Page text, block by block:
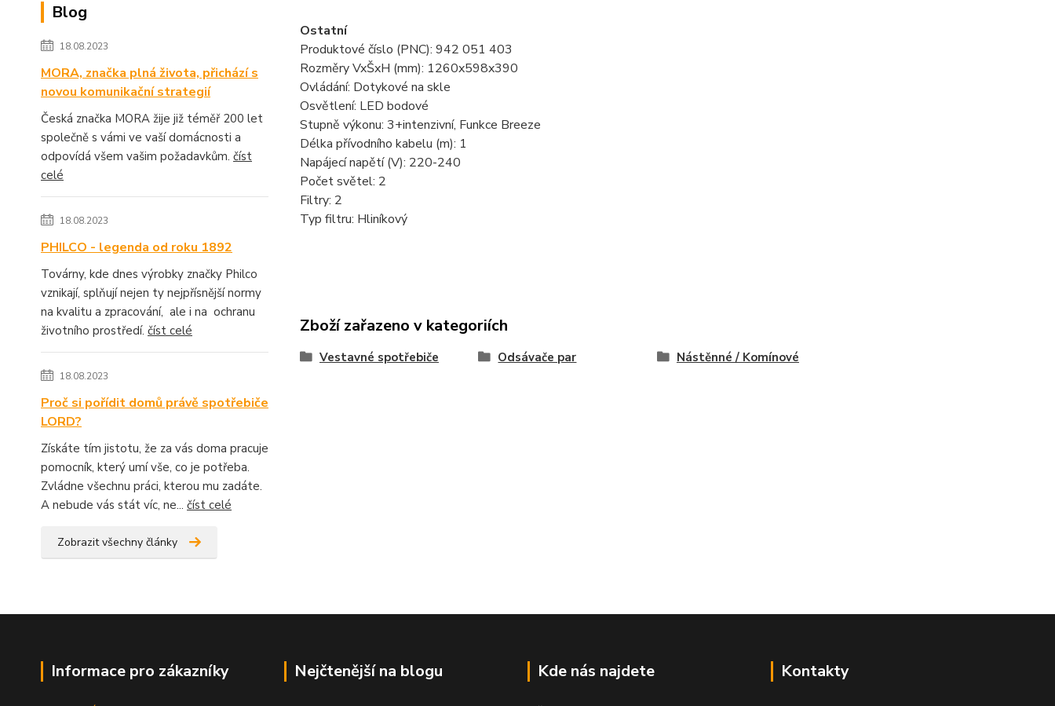
Blog
18.08.2023
MORA, značka plná života, přichází s
novou komunikační strategií
Česká značka MORA žije již téměř 200 let
společně s vámi ve vaší domácnosti a
odpovídá všem vašim požadavkům. číst
celé
18.08.2023
PHILCO - legenda od roku 1892
Továrny, kde dnes výrobky značky Philco
vznikají, splňují nejen ty nejpřísnější normy
na kvalitu a zpracování, ale i na ochranu
životního prostředí. číst celé
18.08.2023
Proč si pořídit domů právě spotřebiče
LORD?
Získáte tím jistotu, že za vás doma pracuje
pomocník, který umí vše, co je potřeba.
Zvládne všechnu práci, kterou mu zadáte.
A nebude vás stát víc, ne... číst celé
Zobrazit všechny články
Ostatní
Produktové číslo (PNC): 942 051 403
Rozměry VxŠxH (mm): 1260x598x390
Ovládání: Dotykové na skle
Osvětlení: LED bodové
Stupně výkonu: 3+intenzivní, Funkce Breeze
Délka přívodního kabelu (m): 1
Napájecí napětí (V): 220-240
Počet světel: 2
Filtry: 2
Typ filtru: Hliníkový
Zboží zařazeno v kategoriích
Vestavné spotřebiče Odsávače par Nástěnné / Komínové
Informace pro zákazníky Nejčtenější na blogu Kde nás najdete
Kontakty